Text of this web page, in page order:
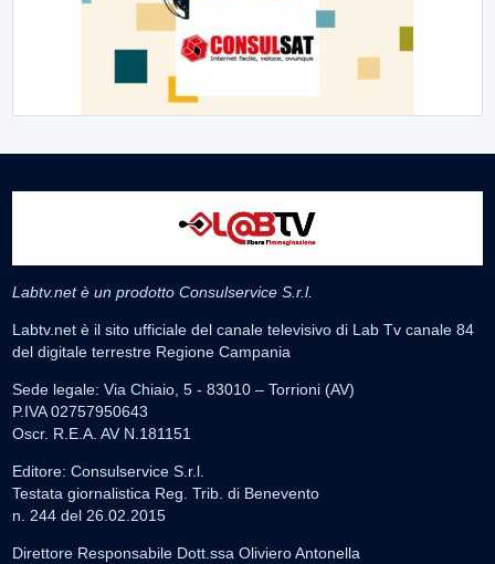
Labtv.net è un prodotto Consulservice S.r.l.
Labtv.net è il sito ufficiale del canale televisivo di Lab Tv canale 84
del digitale terrestre Regione Campania
Sede legale: Via Chiaio, 5 - 83010 – Torrioni (AV)
P.IVA 02757950643
Oscr. R.E.A. AV N.181151
Editore: Consulservice S.r.l.
Testata giornalistica Reg. Trib. di Benevento
n. 244 del 26.02.2015
Direttore Responsabile Dott.ssa Oliviero Antonella